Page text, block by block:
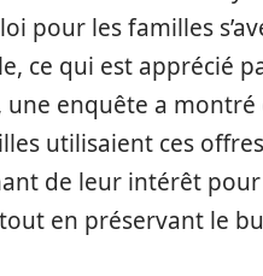
pour les familles
ce qui est apprécié
une enquête a montré
utilisaient ces
de leur intérêt
en préservant le